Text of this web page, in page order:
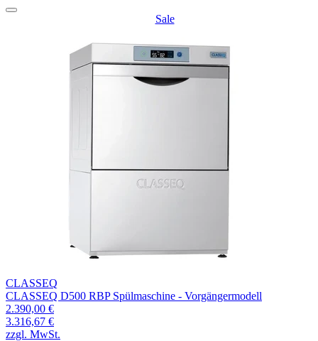
Sale
CLASSEQ
CLASSEQ D500 RBP Spülmaschine - Vorgängermodell
2.390,00 €
3.316,67 €
zzgl. MwSt.